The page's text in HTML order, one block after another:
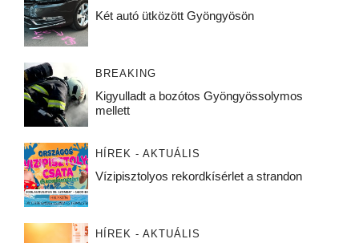
Két autó ütközött Gyöngyösön
BREAKING
Kigyulladt a bozótos Gyöngyössolymos
mellett
HÍREK - AKTUÁLIS
Vízipisztolyos rekordkísérlet a strandon
HÍREK - AKTUÁLIS